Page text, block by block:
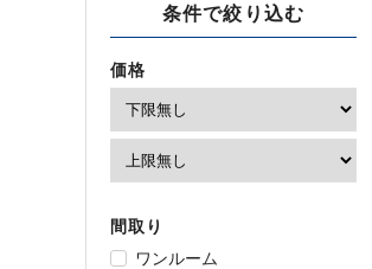
条件で絞り込む
価格
間取り
ワンルーム